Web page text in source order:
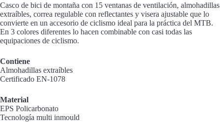
Casco de bici de montaña con 15 ventanas de ventilación, almohadillas
extraíbles, correa regulable con reflectantes y visera ajustable que lo
convierte en un accesorio de ciclismo ideal para la práctica del MTB.
En 3 colores diferentes lo hacen combinable con casi todas las
equipaciones de ciclismo.
Contiene
Almohadillas extraíbles
Certificado EN-1078
Material
EPS Policarbonato
Tecnología multi inmould